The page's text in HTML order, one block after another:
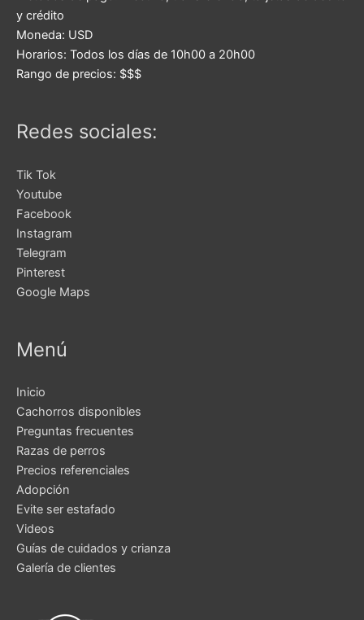
y crédito
Moneda: USD
Horarios: Todos los días de 10h00 a 20h00
Rango de precios: $$$
Redes sociales:
Tik Tok
Youtube
Facebook
Instagram
Telegram
Pinterest
Google Maps
Menú
Inicio
Cachorros disponibles
Preguntas frecuentes
Razas de perros
Precios referenciales
Adopción
Evite ser estafado
Videos
Guías de cuidados y crianza
Galería de clientes